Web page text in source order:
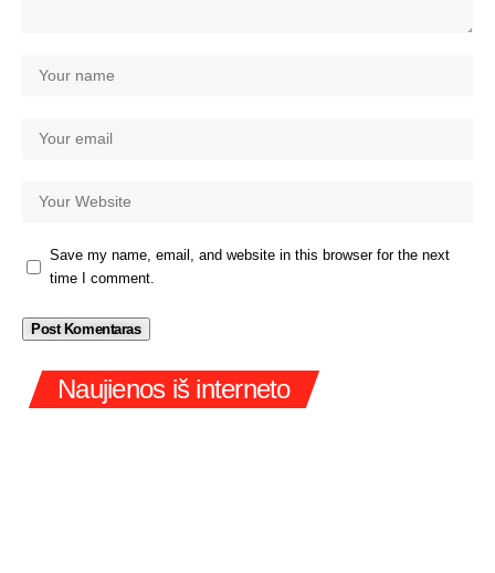
Save my name, email, and website in this browser for the next
time I comment.
Naujienos iš interneto